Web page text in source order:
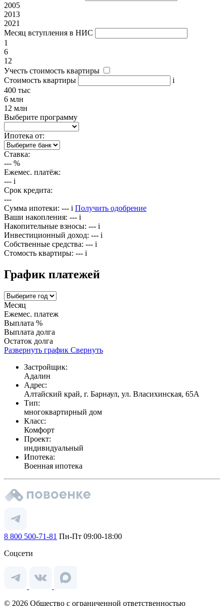
2005
2013
2021
Месяц вступления в НИС
1
6
12
Учесть стоимость квартиры
Стоимость квартиры
i
400 тыс
6 млн
12 млн
Выберите программу
Ипотека от:
Ставка:
--- %
Ежемес. платёж:
--- i
Срок кредита:
---
Сумма ипотеки: --- i Получить одобрение
Ваши накопления: --- i
Накопительные взносы: --- i
Инвестиционный доход: --- i
Собственные средства: --- i
Стомость квартиры: --- i
График платежей
Месяц
Ежемес. платеж
Выплата %
Выплата долга
Остаток долга
Развернуть график Свернуть
Застройщик:
Адалин
Адрес:
Алтайский край, г. Барнаул, ул. Власихинская, 65А
Тип:
многоквартирный дом
Класс:
Комфорт
Проект:
индивидуальный
Ипотека:
Военная ипотека
8 800 500-71-81 Пн-Пт 09:00-18:00
Соцсети
© 2026 Общество с ограниченной ответственностью